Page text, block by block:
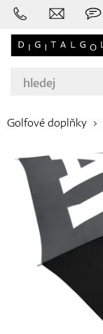
Golfové doplňky